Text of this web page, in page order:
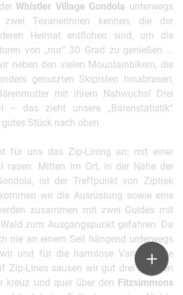
Whistler Village Gondola unterwegs
Texanerinnen kennen, die der
Heimat entflohen sind, um die
von „nur“ 30 Grad zu genießen …
neben den vielen Mountainbikern, die
genutzten Skipisten hinabrasen,
mit ihrem Nahwuchs! Drei
– das zieht unsere „Bärenstatistik“
Stück nach oben.
für uns das Zip-Lining an: mit einer
rasen. Mitten im Ort, in der Nähe der
ist der Treffpunkt von Ziptrek
wir die Ausrüstung sowie eine
zusammen mit zwei Guides mit
zum Ausgangspunkt gefahren. Da
nie an einem Seil hängend unterwegs
und für die harmlose Variante, die
Zip-Lines sausen wir gut drei Stunden
kreuz und quer über den Fitzsimmons